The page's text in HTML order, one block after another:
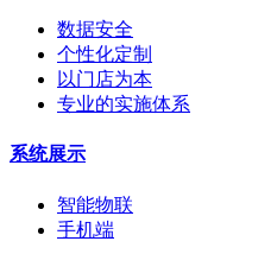
数据安全
个性化定制
以门店为本
专业的实施体系
系统展示
智能物联
手机端